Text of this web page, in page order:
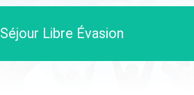
Séjour Libre Évasion